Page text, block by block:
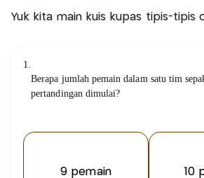
Yuk kita main kuis kupas tipis-tipis
1.
Berapa jumlah pemain dalam satu tim
pertandingan dimulai?
9 pemain 10